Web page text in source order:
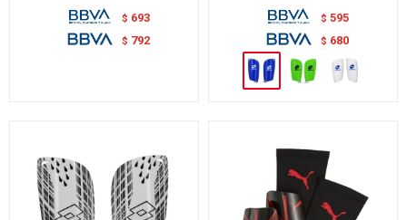
$ 693
$ 792
$ 595
$ 680